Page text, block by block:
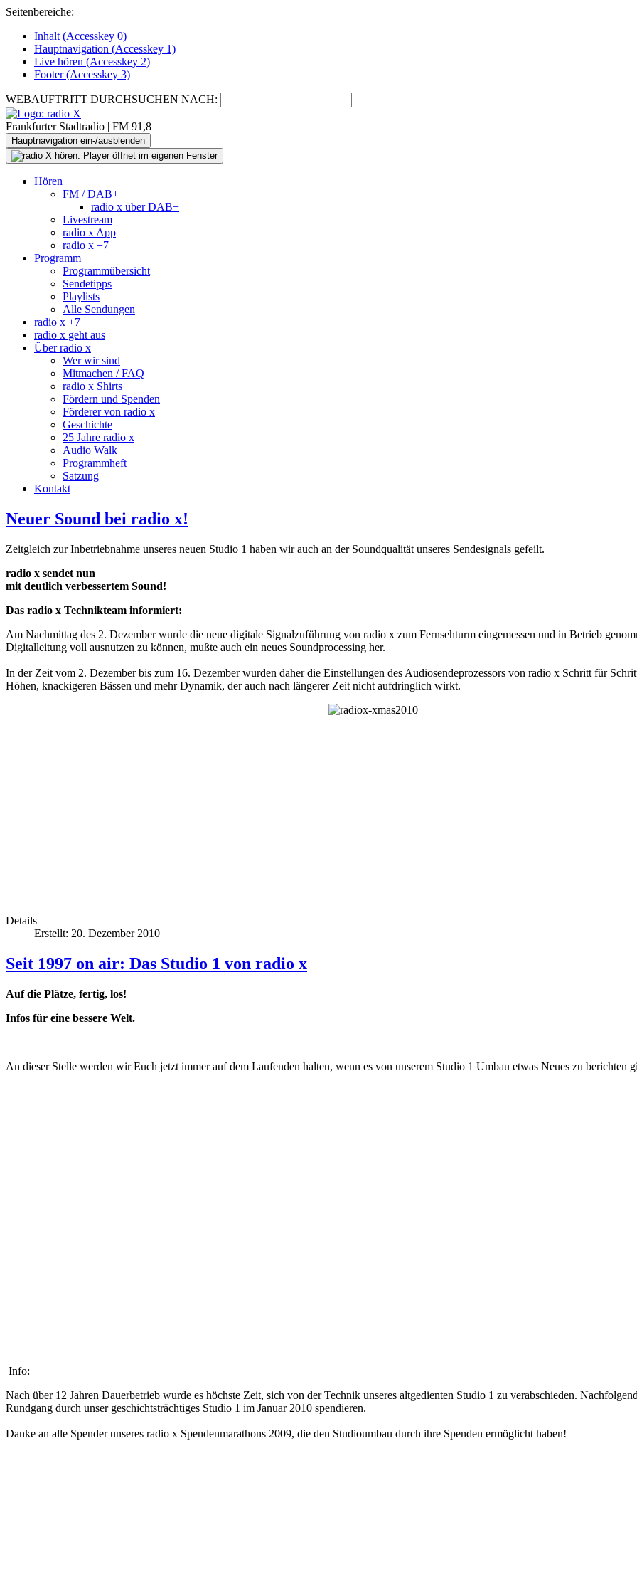
Seitenbereiche:
Inhalt (Accesskey 0)
Hauptnavigation (Accesskey 1)
Live hören (Accesskey 2)
Footer(Accesskey 3)
WEBAUFTRITT DURCHSUCHEN NACH:
Frankfurter Stadtradio | FM 91,8
Hauptnavigation ein-/ausblenden
Hören
FM / DAB+
radio x über DAB+
Livestream
radio x App
radio x +7
Programm
Programmübersicht
Sendetipps
Playlists
Alle Sendungen
radio x +7
radio x geht aus
Über radio x
Wer wir sind
Mitmachen / FAQ
radio x Shirts
Fördern und Spenden
Förderer von radio x
Geschichte
25 Jahre radio x
Audio Walk
Programmheft
Satzung
Kontakt
Neuer Sound bei radio x!
Zeitgleich zur Inbetriebnahme unseres neuen Studio 1 haben wir auch an der Soundqualität unseres Sendesignals gefeilt.
radio x sendet nun
mit deutlich verbessertem Sound!
Das radio x Technikteam informiert:
Am Nachmittag des 2. Dezember wurde die neue digitale Signalzuführung von radio x zum Fernsehturm eingemessen und in Betrieb
Digitalleitung voll ausnutzen zu können, mußte auch ein neues Soundprocessing her.
In der Zeit vom 2. Dezember bis zum 16. Dezember wurden daher die Einstellungen des Audiosendeprozessors von radio x Schritt für
Höhen, knackigeren Bässen und mehr Dynamik, der auch nach längerer Zeit nicht aufdringlich wirkt.
Details
Erstellt: 20. Dezember 2010
Seit 1997 on air: Das Studio 1 von radio x
Auf die Plätze, fertig, los!
Infos für eine bessere Welt.
An dieser Stelle werden wir Euch jetzt immer auf dem Laufenden halten, wenn es von unserem Studio 1 Umbau etwas Neues zu berichten
Info:
Nach über 12 Jahren Dauerbetrieb wurde es höchste Zeit, sich von der Technik unseres altgedienten Studio 1 zu verabschieden.
Rundgang durch unser geschichtsträchtiges Studio 1 im Januar 2010 spendieren.
Danke an alle Spender unseres radio x Spendenmarathons 2009, die den Studioumbau durch ihre Spenden ermöglicht haben!